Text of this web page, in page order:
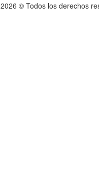
2026 © Todos los derechos